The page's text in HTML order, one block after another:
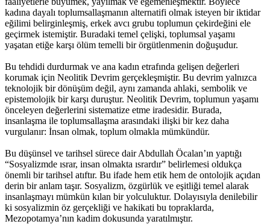
kadına dayalı toplumsallaşmanın alternatifi olmak isteyen bir iktidar
eğilimi belirginleşmiş, erkek avcı grubu toplumun çekirdeğini ele
geçirmek istemiştir. Buradaki temel çelişki, toplumsal yaşamı
yaşatan etiğe karşı ölüm temelli bir örgütlenmenin doğuşudur.
Bu tehdidi durdurmak ve ana kadın etrafında gelişen değerleri
korumak için Neolitik Devrim gerçekleşmiştir. Bu devrim yalnızca
teknolojik bir dönüşüm değil, aynı zamanda ahlaki, sembolik ve
epistemolojik bir karşı duruştur. Neolitik Devrim, toplumun yaşamı
önceleyen değerlerini sistematize etme iradesidir. Burada,
insanlaşma ile toplumsallaşma arasındaki ilişki bir kez daha
vurgulanır: İnsan olmak, toplum olmakla mümkündür.
Bu düşünsel ve tarihsel sürece dair Abdullah Öcalan’ın yaptığı
“Sosyalizmde ısrar, insan olmakta ısrardır” belirlemesi oldukça
önemli bir tarihsel atıftır. Bu ifade hem etik hem de ontolojik açıdan
derin bir anlam taşır. Sosyalizm, özgürlük ve eşitliği temel alarak
insanlaşmayı mümkün kılan bir yolculuktur. Dolayısıyla denilebilir
ki sosyalizmin öz gerçekliği ve hakikati bu topraklarda,
Mezopotamya’nın kadim dokusunda yaratılmıştır.